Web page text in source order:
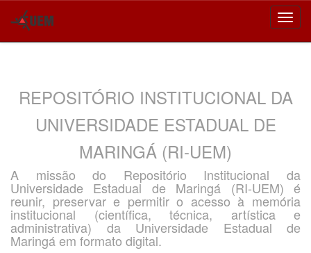
REPOSITÓRIO INSTITUCIONAL DA
UNIVERSIDADE ESTADUAL DE
MARINGÁ (RI-UEM)
A missão do Repositório Institucional da
Universidade Estadual de Maringá (RI-UEM) é
reunir, preservar e permitir o acesso à memória
institucional (científica, técnica, artística e
administrativa) da Universidade Estadual de
Maringá em formato digital.